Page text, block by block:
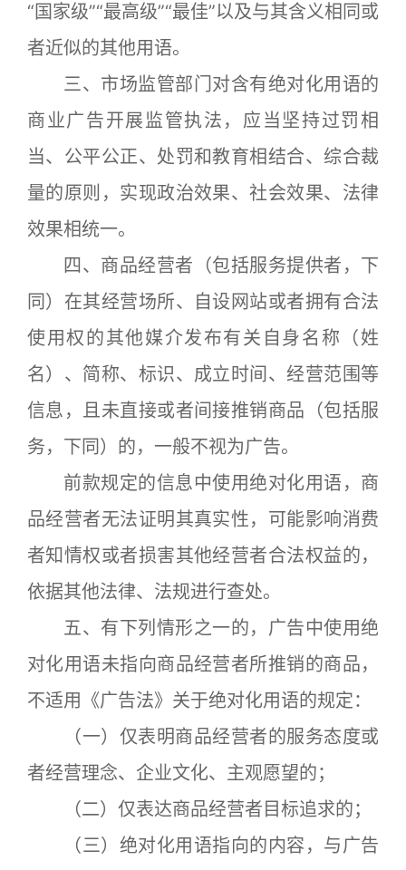
“国家级”“最高级”“最佳”以及与其含义相同或
者近似的其他用语。
三、市场监管部门对含有绝对化用语的
商业广告开展监管执法，应当坚持过罚相
当、公平公正、处罚和教育相结合、综合裁
量的原则，实现政治效果、社会效果、法律
效果相统一。
四、商品经营者（包括服务提供者，下
同）在其经营场所、自设网站或者拥有合法
使用权的其他媒介发布有关自身名称（姓
名）、简称、标识、成立时间、经营范围等
信息，且未直接或者间接推销商品（包括服
务，下同）的，一般不视为广告。
前款规定的信息中使用绝对化用语，商
品经营者无法证明其真实性，可能影响消费
者知情权或者损害其他经营者合法权益的，
依据其他法律、法规进行查处。
五、有下列情形之一的，广告中使用绝
对化用语未指向商品经营者所推销的商品，
不适用《广告法》关于绝对化用语的规定：
（一）仅表明商品经营者的服务态度或
者经营理念、企业文化、主观愿望的；
（二）仅表达商品经营者目标追求的；
（三）绝对化用语指向的内容，与广告